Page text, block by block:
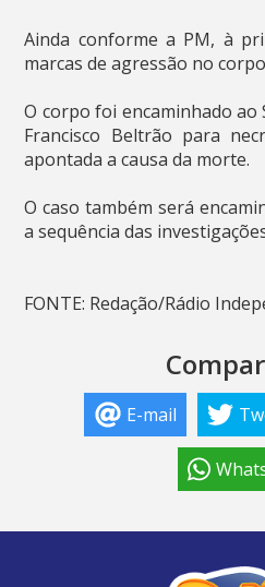
Ainda conforme a PM, à
marcas de agressão no
O corpo foi encaminhado ao
Francisco Beltrão para
apontada a causa da morte.
O caso também será
a sequência das
FONTE: Redação/Rádio
E-mail